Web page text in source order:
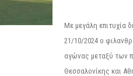
Με μεγάλη επιτυχία
21/10/2024 ο
αγώνας μεταξύ των
Θεσσαλονίκης και